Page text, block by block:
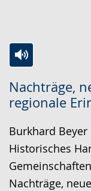
Nachträge,
regionale
Leichten
Sprache
wechseln.
Audio-
Unterstützung.
Video
in
Deutscher
wird
angezeigt.
Burkhard Beyer
Historisches
Nachträge,